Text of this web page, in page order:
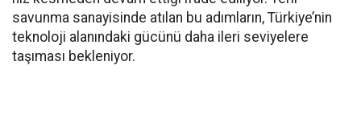
savunma sanayisinde atılan bu adımların, Türkiye’nin
teknoloji alanındaki gücünü daha ileri seviyelere
taşıması bekleniyor.